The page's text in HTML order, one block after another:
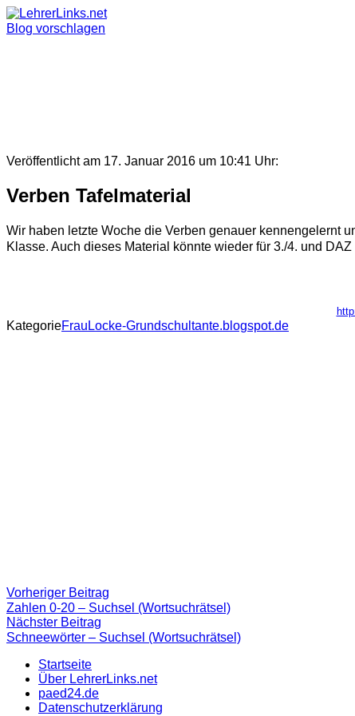
Skip
to
Blog vorschlagen
Veröffentlicht am 17. Januar 2016 um 10:41 Uhr:
Verben Tafelmaterial
Wir haben letzte Woche die Verben genauer kennengelernt
Klasse. Auch dieses Material könnte wieder für 3./4. und
KategorieFrauLocke-Grundschultante.blogspot.de
Beitragsnavigation
Vorheriger Beitrag
Beitrag:
Zahlen 0-20 – Suchsel (Wortsuchrätsel)
Nächster Beitrag
Beitrag
Schneewörter – Suchsel (Wortsuchrätsel)
Startseite
Über LehrerLinks.net
paed24.de
Datenschutzerklärung